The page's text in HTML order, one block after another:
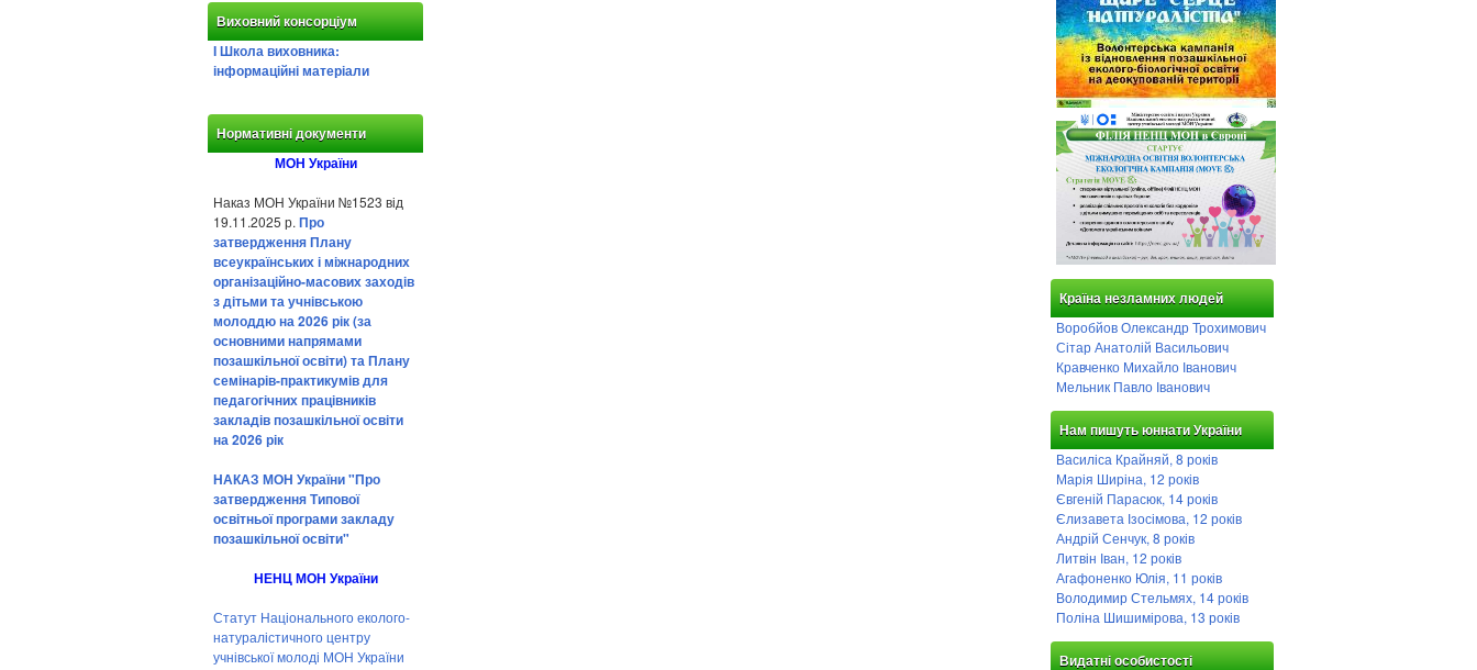
Виховний консорціум
І Школа виховника:
інформаційні матеріали
Нормативні документи
МОН України
Наказ МОН України №1523 від
19.11.2025 р. Про
затвердження Плану
всеукраїнських і міжнародних
організаційно-масових заходів
з дітьми та учнівською
молоддю на 2026 рік (за
основними напрямами
позашкільної освіти) та Плану
семінарів-практикумів для
педагогічних працівників
закладів позашкільної освіти
на 2026 рік
НАКАЗ МОН України "Про
затвердження Типової
освітньої програми закладу
позашкільної освіти"
НЕНЦ МОН України
Статут Національного еколого-
натуралістичного центру
учнівської молоді МОН України
Країна незламних людей
Воробйов Олександр Трохимович
Сітар Анатолій Васильович
Кравченко Михайло Іванович
Мельник Павло Іванович
Нам пишуть юннати України
Василіса Крайняй, 8 років
Марія Ширіна, 12 років
Євгеній Парасюк, 14 років
Єлизавета Ізосімова, 12 років
Андрій Сенчук, 8 років
Литвін Іван, 12 років
Агафоненко Юлія, 11 років
Володимир Стельмях, 14 років
Поліна Шишимірова, 13 років
Видатні особистості